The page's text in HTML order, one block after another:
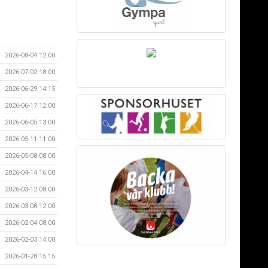
2026-08-04 12:00
2026-07-02 18:00
2026-06-29 14:15
2026-06-17 12:00
2026-06-05 13:00
2026-05-11 11:00
2026-05-08 08:00
2026-04-14 16:00
2026-03-12 08:00
2026-03-08 12:00
2026-02-04 08:00
2026-02-03 14:00
2026-01-28 15:15